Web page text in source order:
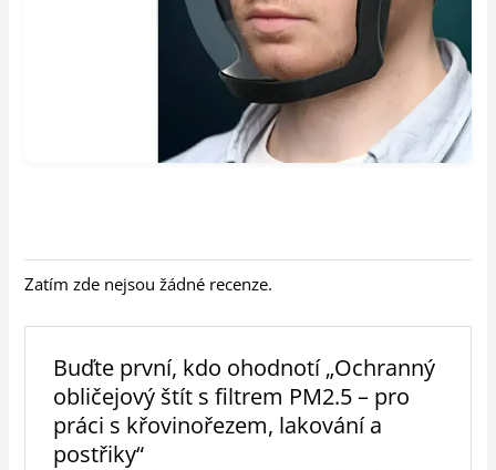
Zatím zde nejsou žádné recenze.
Buďte první, kdo ohodnotí „Ochranný
obličejový štít s filtrem PM2.5 – pro
práci s křovinořezem, lakování a
postřiky“